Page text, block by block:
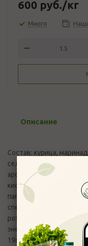
600 руб./кг
Много
Описание
Состав: курица,
сельдерей, сумах,
ароматизатор
кислотности - уксусная
паприки,
специй (черный перец,
розмарин, сельдерей)
энергетическая
19г., жиры – 10 г.; 170,9